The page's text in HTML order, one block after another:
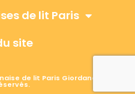
de lit Paris
site
de lit Paris Giordano, Tous